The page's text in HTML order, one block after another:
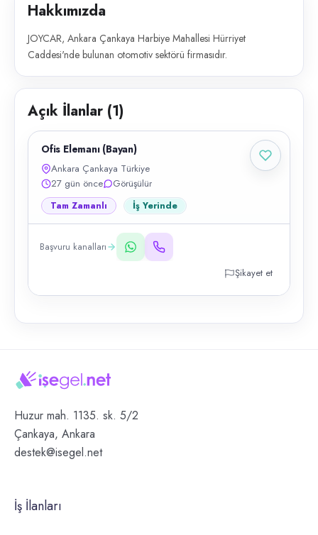
Hakkımızda
JOYCAR, Ankara Çankaya Harbiye Mahallesi Hürriyet
Caddesi'nde bulunan otomotiv sektörü firmasıdır.
Açık İlanlar (1)
Ofis Elemanı (Bayan)
Ankara Çankaya Türkiye
27 gün önce
Görüşülür
Tam Zamanlı İş Yerinde
Başvuru kanalları
Şikayet et
Huzur mah. 1135. sk. 5/2
Çankaya, Ankara
destek@isegel.net
İş İlanları